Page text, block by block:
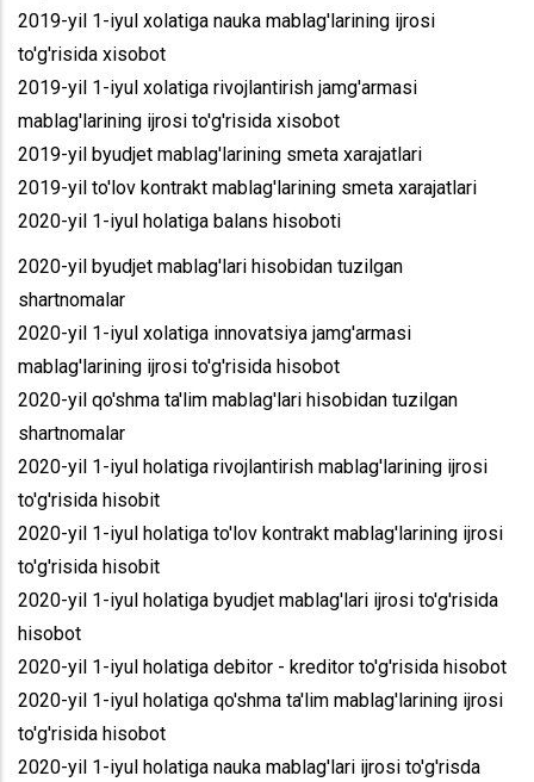
2019-yil 1-iyul xolatiga nauka mablag'larining ijrosi
to'g'risida xisobot
2019-yil 1-iyul xolatiga rivojlantirish jamg'armasi
mablag'larining ijrosi to'g'risida xisobot
2019-yil byudjet mablag'larining smeta xarajatlari
2019-yil to'lov kontrakt mablag'larining smeta xarajatlari
2020-yil 1-iyul holatiga balans hisoboti
2020-yil byudjet mablag'lari hisobidan tuzilgan
shartnomalar
2020-yil 1-iyul xolatiga innovatsiya jamg'armasi
mablag'larining ijrosi to'g'risida hisobot
2020-yil qo'shma ta'lim mablag'lari hisobidan tuzilgan
shartnomalar
2020-yil 1-iyul holatiga rivojlantirish mablag'larining ijrosi
to'g'risida hisobit
2020-yil 1-iyul holatiga to'lov kontrakt mablag'larining ijrosi
to'g'risida hisobit
2020-yil 1-iyul holatiga byudjet mablag'lari ijrosi to'g'risida
hisobot
2020-yil 1-iyul holatiga debitor - kreditor to'g'risida hisobot
2020-yil 1-iyul holatiga qo'shma ta'lim mablag'larining ijrosi
to'g'risida hisobot
2020-yil 1-iyul holatiga nauka mablag'lari ijrosi to'g'risda